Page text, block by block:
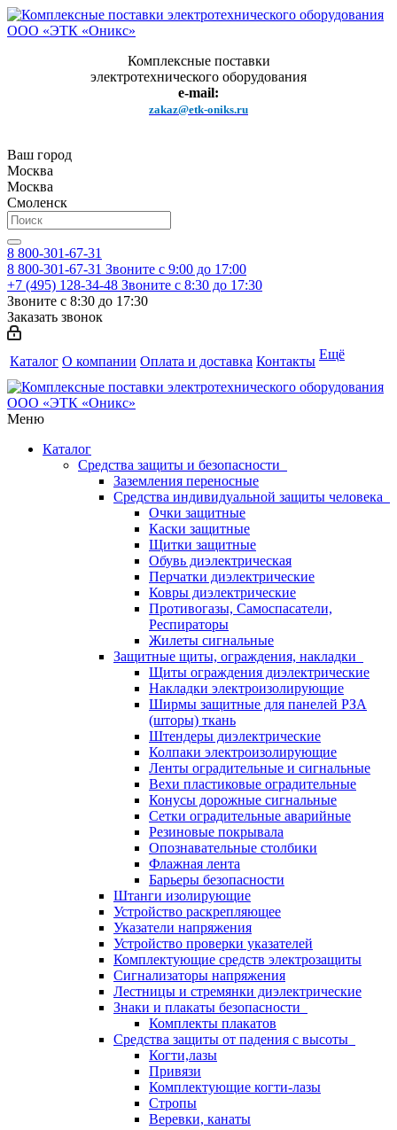
Комплексные поставки
электротехнического оборудования
e-mail:
zakaz@etk-oniks.ru
Ваш город
Москва
Москва
Смоленск
8 800-301-67-31
8 800-301-67-31 Звоните с 9:00 до 17:00
+7 (495) 128-34-48 Звоните с 8:30 до 17:30
Звоните с 8:30 до 17:30
Заказать звонок
Каталог О компании Оплата и доставка Контакты Ещё
Меню
Каталог
Средства защиты и безопасности
Заземления переносные
Средства индивидуальной защиты человека
Очки защитные
Каски защитные
Щитки защитные
Обувь диэлектрическая
Перчатки диэлектрические
Ковры диэлектрические
Противогазы, Самоспасатели,
Респираторы
Жилеты сигнальные
Защитные щиты, ограждения, накладки
Щиты ограждения диэлектрические
Накладки электроизолирующие
Ширмы защитные для панелей РЗА
(шторы) ткань
Штендеры диэлектрические
Колпаки электроизолирующие
Ленты оградительные и сигнальные
Вехи пластиковые оградительные
Конусы дорожные сигнальные
Сетки оградительные аварийные
Резиновые покрывала
Опознавательные столбики
Флажная лента
Барьеры безопасности
Штанги изолирующие
Устройство раскрепляющее
Указатели напряжения
Устройство проверки указателей
Комплектующие средств электрозащиты
Сигнализаторы напряжения
Лестницы и стремянки диэлектрические
Знаки и плакаты безопасности
Комплекты плакатов
Средства защиты от падения с высоты
Когти,лазы
Привязи
Комплектующие когти-лазы
Стропы
Веревки, канаты